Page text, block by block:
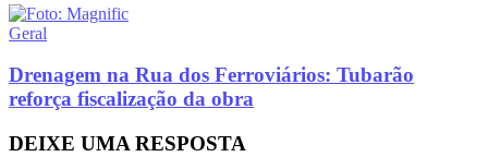
Geral
Drenagem na Rua dos Ferroviários: Tubarão
reforça fiscalização da obra
DEIXE UMA RESPOSTA